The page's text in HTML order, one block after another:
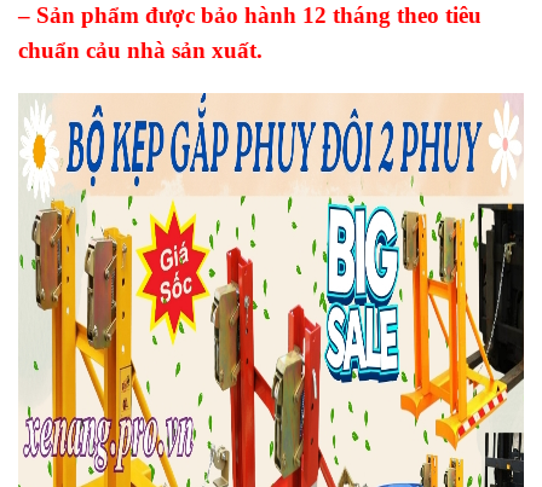
– Sản phẩm được bảo hành 12 tháng theo tiêu
chuẩn cảu nhà sản xuất.